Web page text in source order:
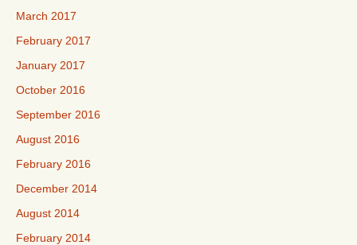
March 2017
February 2017
January 2017
October 2016
September 2016
August 2016
February 2016
December 2014
August 2014
February 2014